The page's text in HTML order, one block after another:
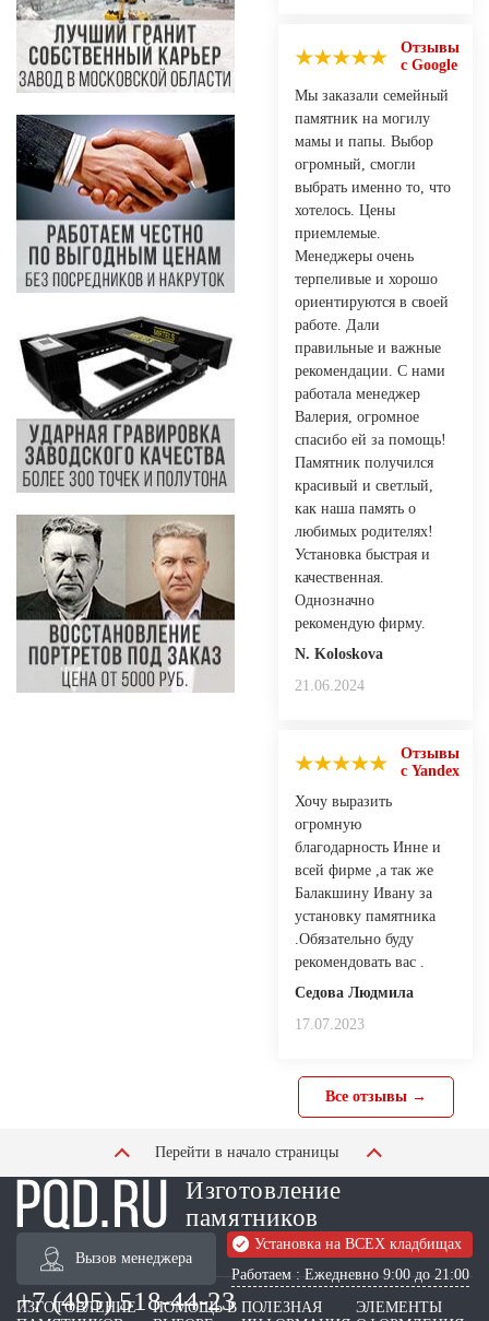
Отзывы
с Google
Мы заказали семейный
памятник на могилу
мамы и папы. Выбор
огромный, смогли
выбрать именно то, что
хотелось. Цены
приемлемые.
Менеджеры очень
терпеливые и хорошо
ориентируются в своей
работе. Дали
правильные и важные
рекомендации. С нами
работала менеджер
Валерия, огромное
спасибо ей за помощь!
Памятник получился
красивый и светлый,
как наша память о
любимых родителях!
Установка быстрая и
качественная.
Однозначно
рекомендую фирму.
N. Koloskovа
21.06.2024
Отзывы
с Yandex
Хочу выразить
огромную
благодарность Инне и
всей фирме ,а так же
Балакшину Ивану за
установку памятника
.Обязательно буду
рекомендовать вас .
Седова Людмила
17.07.2023
Все отзывы →
Перейти в начало страницы
Изготовление
памятников
Вызов менеджера
Установка на ВСЕХ кладбищах
Работаем : Ежедневно 9:00 до 21:00
+7 (495) 518-44-23
ИЗГОТОВЛЕНИЕ
ПОМОЩЬ В ПОЛЕЗНАЯ
ЭЛЕМЕНТЫ